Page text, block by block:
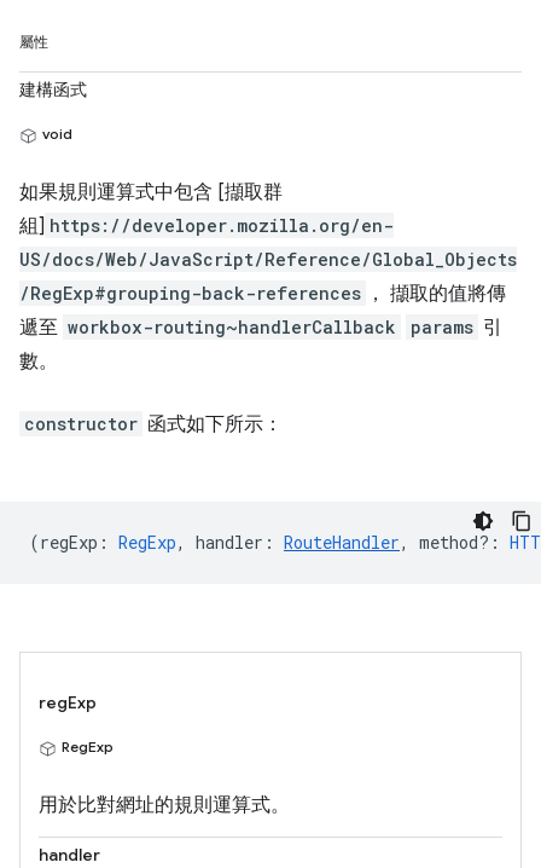
屬性
建構函式
void
如果規則運算式中包含 [擷取群
組] https://developer.mozilla.org/en-
US/docs/Web/JavaScript/Reference/Global_Objects
/RegExp#grouping-back-references ， 擷取的值將傳
遞至 workbox-routing~handlerCallback params 引
數。
constructor 函式如下所示：
(regExp : RegExp, handler : RouteHandler, method? :
regExp
RegExp
用於比對網址的規則運算式。
handler